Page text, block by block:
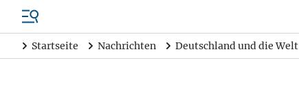
Startseite Nachrichten Deutschland und die Welt